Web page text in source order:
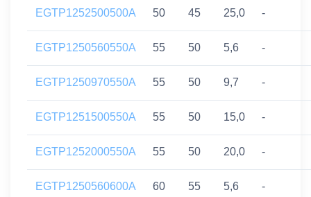
EGTP1252500500A 50 45 25,0 -
EGTP1250560550A 55 50 5,6 -
EGTP1250970550A 55 50 9,7 -
EGTP1251500550A 55 50 15,0 -
EGTP1252000550A 55 50 20,0 -
EGTP1250560600A 60 55 5,6 -